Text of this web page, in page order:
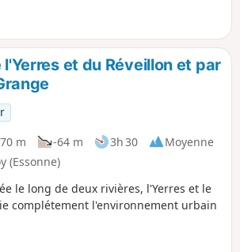
l'Yerres et du Réveillon et par
m -64 m 3h 30
Moyenne
(Essonne)
le long de deux rivières, l'Yerres et le
complétement l'environnement urbain